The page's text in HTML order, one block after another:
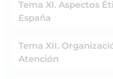
Tema XI. Aspectos
España
Tema XII.
Atención